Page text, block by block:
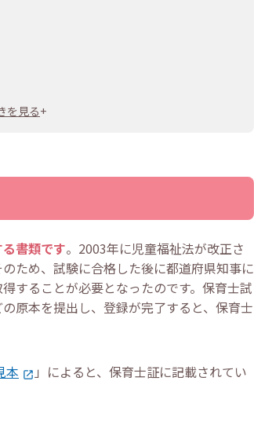
う？
いで届く？
はある？
？
を見る+
書類です。2003年に児童福祉法が改正さ
ため、試験に合格した後に都道府県知事に
することが必要となったのです。保育士試
原本を提出し、登録が完了すると、保育士
本
」によると、保育士証に記載されてい